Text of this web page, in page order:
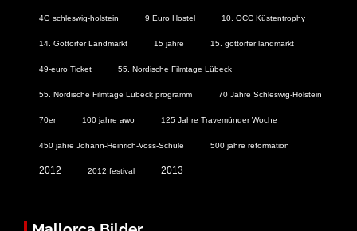
4G schleswig-holstein 9 Euro Hostel 10. OCC Küstentrophy
14. Gottorfer Landmarkt 15 jahre 15. gottorfer landmarkt
49-euro Ticket 55. Nordische Filmtage Lübeck
55. Nordische Filmtage Lübeck programm 70 Jahre Schleswig-Holstein
70er 100 jahre awo 125 Jahre Travemünder Woche
450 jahre Johann-Heinrich-Voss-Schule 500 jahre reformation
2012 2012 festival 2013